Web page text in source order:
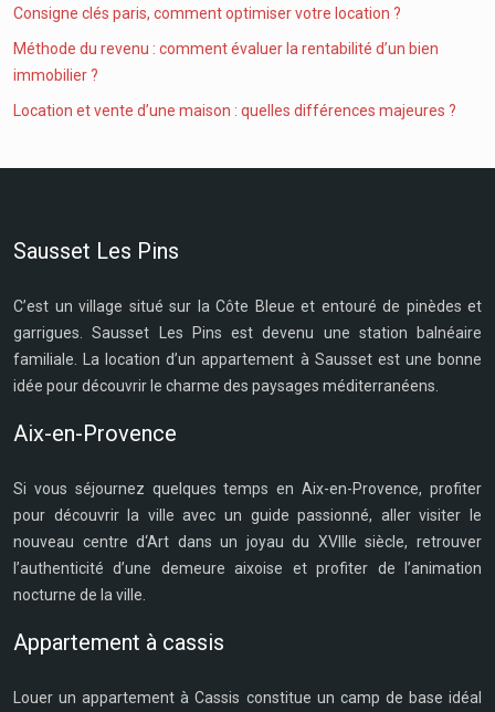
Consigne clés paris, comment optimiser votre location ?
Méthode du revenu : comment évaluer la rentabilité d’un bien
immobilier ?
Location et vente d’une maison : quelles différences majeures ?
Sausset Les Pins
C’est un village situé sur la Côte Bleue et entouré de pinèdes et
garrigues. Sausset Les Pins est devenu une station balnéaire
familiale. La location d’un appartement à Sausset est une bonne
idée pour découvrir le charme des paysages méditerranéens.
Aix-en-Provence
Si vous séjournez quelques temps en Aix-en-Provence, profiter
pour découvrir la ville avec un guide passionné, aller visiter le
nouveau centre d‘Art dans un joyau du XVIIIe siècle, retrouver
l’authenticité d’une demeure aixoise et profiter de l’animation
nocturne de la ville.
Appartement à cassis
Louer un appartement à Cassis constitue un camp de base idéal